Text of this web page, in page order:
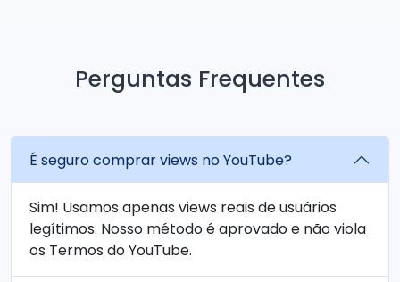
Perguntas Frequentes
É seguro comprar views no YouTube?
Sim! Usamos apenas views reais de usuários
legítimos. Nosso método é aprovado e não viola
os Termos do YouTube.